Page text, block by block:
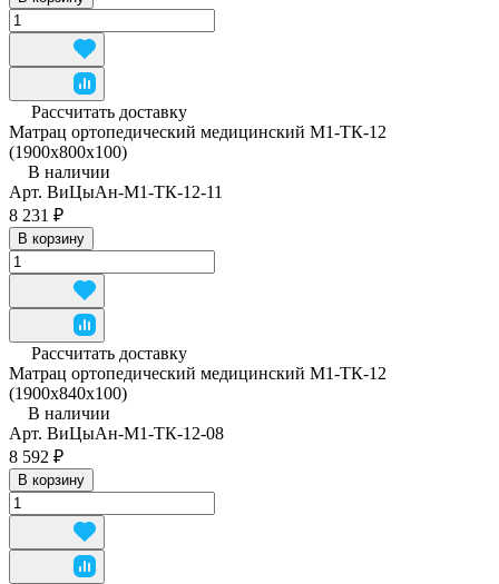
Рассчитать доставку
Матрац ортопедический медицинский М1-ТК-12
(1900x800x100)
В наличии
Арт. ВиЦыАн-М1-ТК-12-11
8 231 ₽
В корзину
Рассчитать доставку
Матрац ортопедический медицинский М1-ТК-12
(1900x840x100)
В наличии
Арт. ВиЦыАн-М1-ТК-12-08
8 592 ₽
В корзину